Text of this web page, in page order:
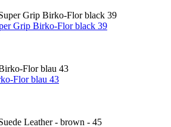
Grip Birko-Flor black 39
Flor blau 43